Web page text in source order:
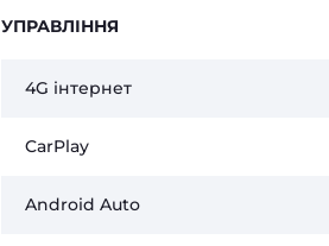
УПРАВЛІННЯ
4G інтернет
CarPlay
Android Auto